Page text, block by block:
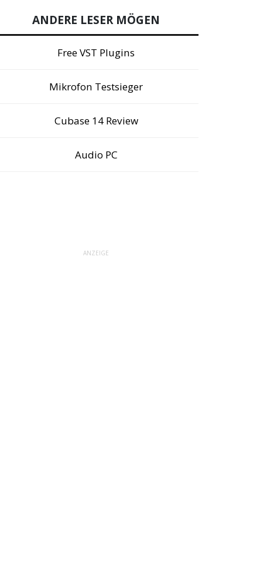
ANDERE LESER MÖGEN
Free VST Plugins
Mikrofon Testsieger
Cubase 14 Review
Audio PC
ANZEIGE